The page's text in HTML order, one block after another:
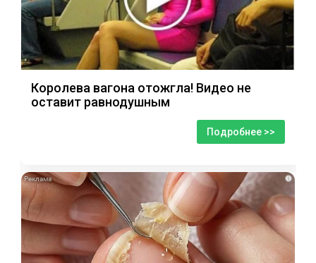
Королева вагона отожгла! Видео не
оставит равнодушным
Подробнее >>
i